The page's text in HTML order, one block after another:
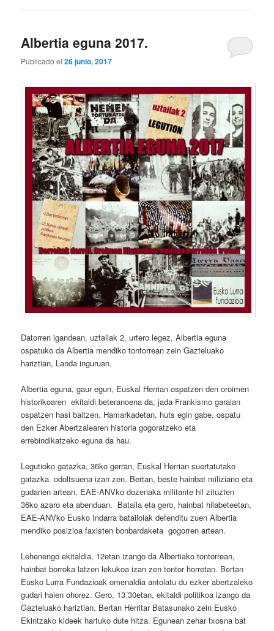
Albertia eguna 2017.
Publicado el26 junio, 2017
Datorren igandean, uztailak 2, urtero legez, Albertia eguna
ospatuko da Albertia mendiko tontorrean zein Gazteluako
hariztian, Landa inguruan.
Albertia eguna, gaur egun, Euskal Herrian ospatzen den oroimen
historikoaren ekitaldi beteranoena da, jada Frankismo garaian
ospatzen hasi baitzen. Hamarkadetan, huts egin gabe, ospatu
den Ezker Abertzalearen historia gogoratzeko eta
errebindikatzeko eguna da hau.
Legutioko gatazka, 36ko gerran, Euskal Herrian suertatutako
gatazka odoltsuena izan zen. Bertan, beste hainbat miliziano eta
gudarien artean, EAE-ANVko dozenaka militante hil zituzten
36ko azaro eta abenduan. Bataila eta gero, hainbat hilabeteetan,
EAE-ANVko Eusko Indarra batailoiak defenditu zuen Albertia
mendiko posizioa faxisten bonbardaketa gogorren artean.
Lehenengo ekitaldia, 12etan izango da Albertiako tontorrean,
hainbat borroka latzen lekukoa izan zen tontor horretan. Bertan
Eusko Lurra Fundazioak omenaldia antolatu du ezker abertzaleko
gudari haien ohorez. Gero, 13´30etan, ekitaldi politikoa izango da
Gazteluako hariztian. Bertan Herritar Batasunako zein Eusko
Ekintzako kideek hartuko dute hitza. Egunean zehar txosna bat